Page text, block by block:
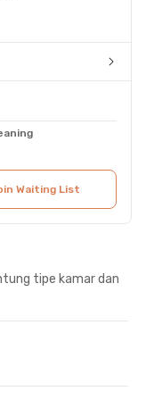
Waiting List
tipe kamar dan